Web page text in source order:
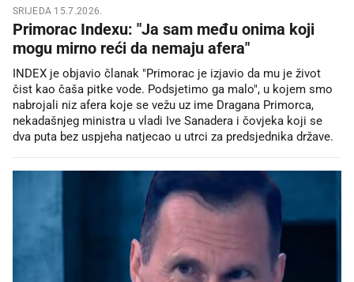
SRIJEDA 15.7.2026.
Primorac Indexu: "Ja sam među onima koji
mogu mirno reći da nemaju afera"
INDEX je objavio članak "Primorac je izjavio da mu je život
čist kao čaša pitke vode. Podsjetimo ga malo", u kojem smo
nabrojali niz afera koje se vežu uz ime Dragana Primorca,
nekadašnjeg ministra u vladi Ive Sanadera i čovjeka koji se
dva puta bez uspjeha natjecao u utrci za predsjednika države.